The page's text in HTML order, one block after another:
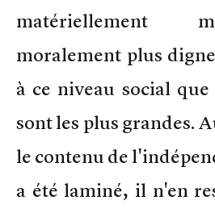
matériellement
moralement plus
à ce niveau social
sont les plus grandes.
le contenu de
a été laminé, il n'en